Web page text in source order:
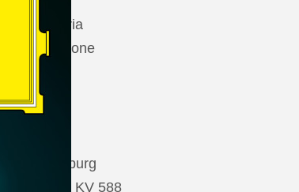
Santa Maria
Magelone
Salzburg
fan tutte KV 588